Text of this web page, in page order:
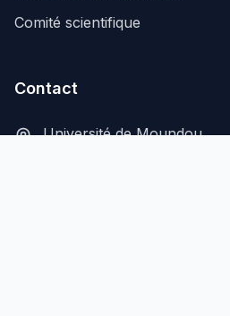
Comité scientifique
Contact
Université de Moundou